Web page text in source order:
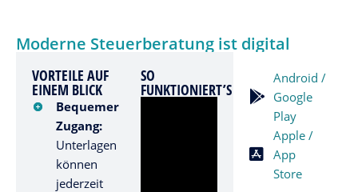
Moderne Steuerberatung ist digital
VORTEILE AUF
EINEM BLICK
Bequemer
Zugang:
Unterlagen
können
jederzeit
SO
FUNKTIONIERT’S
Android /
Google
Play
Apple /
App
Store